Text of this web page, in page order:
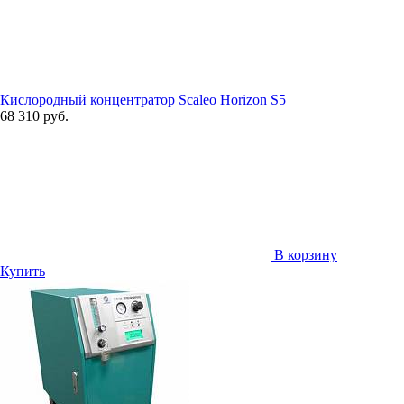
Кислородный концентратор Scaleo Horizon S5
68 310 руб.
В корзину
Купить